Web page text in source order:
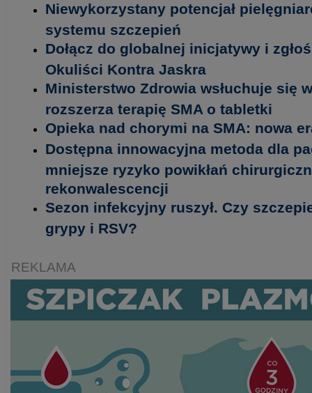
Niewykorzystany potencjał
systemu szczepień
Dołącz do globalnej inicjatywy i
Okuliści Kontra Jaskra
Ministerstwo Zdrowia wsłuchuje się
rozszerza terapię SMA o tabletki
Opieka nad chorymi na SMA: nowa
Dostępna innowacyjna metoda dla
mniejsze ryzyko powikłań
rekonwalescencji
Sezon infekcyjny ruszył. Czy
grypy i RSV?
REKLAMA